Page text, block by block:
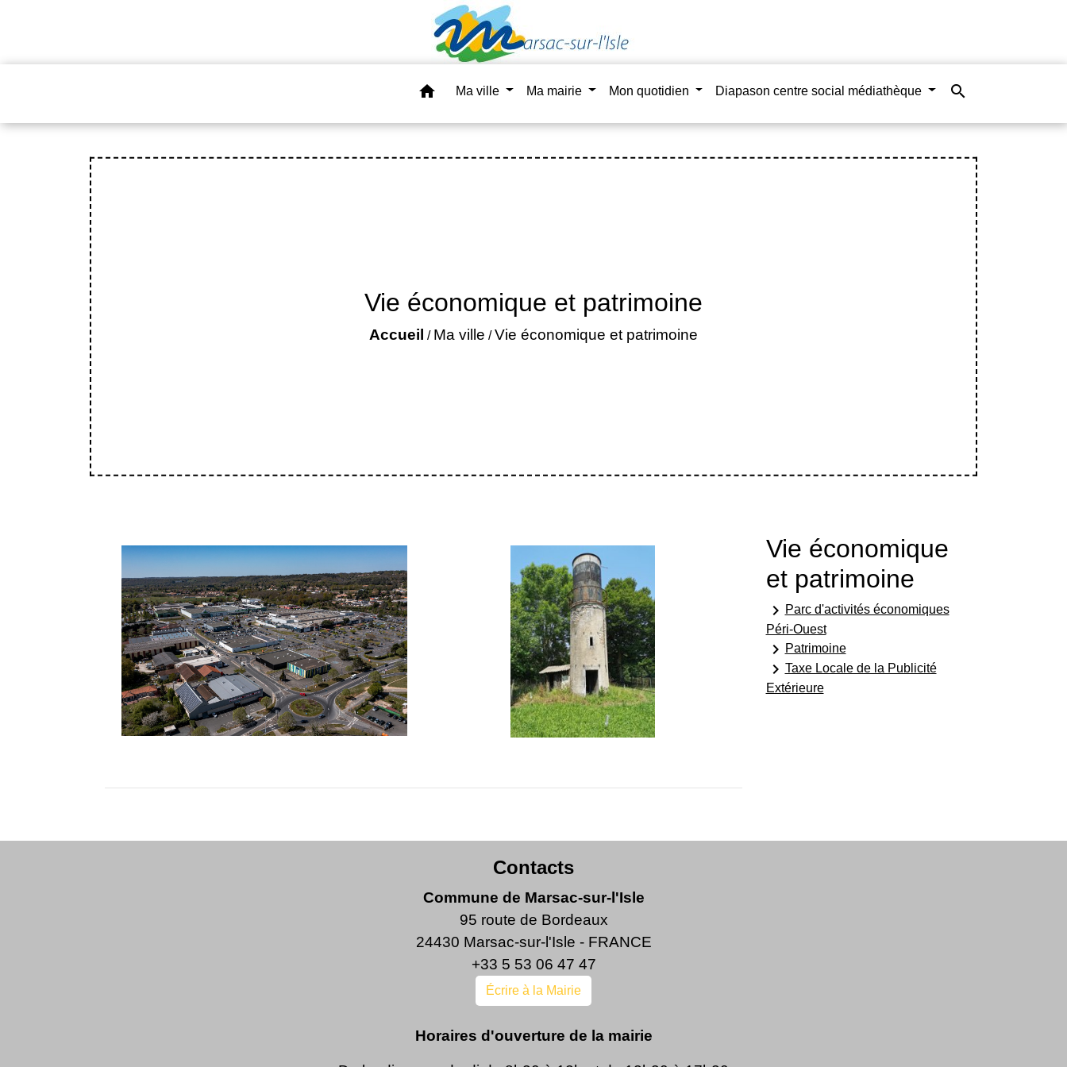
home Ma ville Ma mairie Mon quotidien Diapason centre social médiathèque search
Vie économique et patrimoine
Accueil / Ma ville /Vie économique et patrimoine
Vie économique
et patrimoine
keyboard_arrow_rightParc d'activités économiques
Péri-Ouest
keyboard_arrow_rightPatrimoine
keyboard_arrow_rightTaxe Locale de la Publicité
Extérieure
Contacts
Commune de Marsac-sur-l'Isle
95 route de Bordeaux
24430 Marsac-sur-l'Isle - FRANCE
+33 5 53 06 47 47
Écrire à la Mairie
Horaires d'ouverture de la mairie